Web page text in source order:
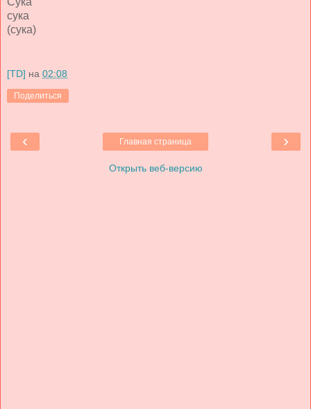
сука
(сука)
[TD] на 02:08
Поделиться
‹ ›
Главная страница
Открыть веб-версию